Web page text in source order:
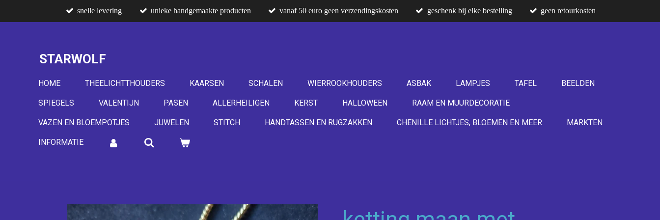
direct
hoofdinhoud
snelle levering unieke handgemaakte producten vanaf 50 euro geen verzendingskosten geschenk bij elke bestelling geen retourkosten
STARWOLF
HOME THEELICHTTHOUDERS KAARSEN SCHALEN WIERROOKHOUDERS ASBAK LAMPJES TAFEL BEELDEN
SPIEGELS VALENTIJN PASEN ALLERHEILIGEN KERST HALLOWEEN RAAM EN MUURDECORATIE
VAZEN EN BLOEMPOTJES JUWELEN STITCH HANDTASSEN EN RUGZAKKEN CHENILLE LICHTJES, BLOEMEN EN MEER MARKTEN
INFORMATIE